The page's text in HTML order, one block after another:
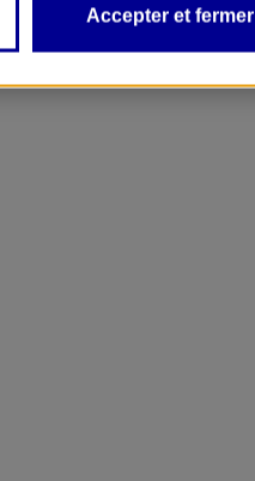
Accepter et fermer